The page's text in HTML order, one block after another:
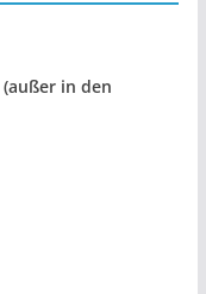
(außer in den